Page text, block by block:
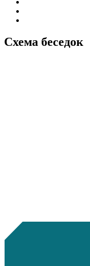
Схема беседок